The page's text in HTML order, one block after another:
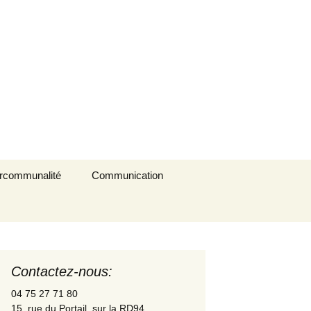
Communication
Les Pilles dans la
Contactez-nous:
04 75 27 71 80
15, rue du Portail, sur la RD94